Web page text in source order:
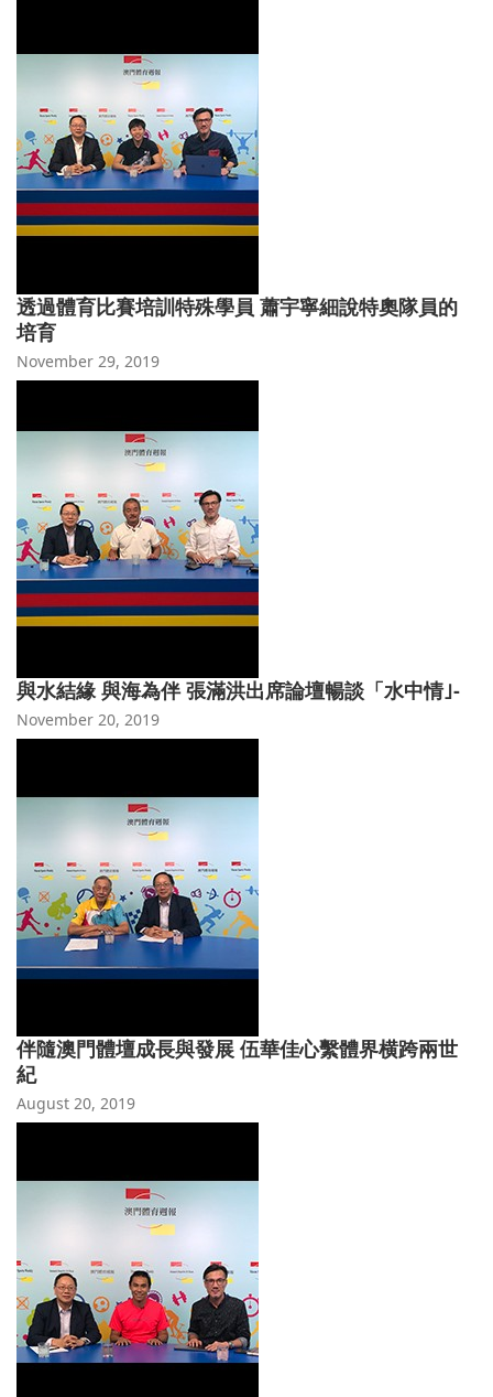
透過體育比賽培訓特殊學員 蕭宇寧細說特奧隊員的
培育
November 29, 2019
與水結緣 與海為伴 張滿洪出席論壇暢談「水中情｣-
November 20, 2019
伴隨澳門體壇成長與發展 伍華佳心繫體界横跨兩世
紀
August 20, 2019